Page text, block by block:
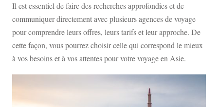
Il est essentiel de faire des recherches approfondies et de
communiquer directement avec plusieurs agences de voyage
pour comprendre leurs offres, leurs tarifs et leur approche. De
cette façon, vous pourrez choisir celle qui correspond le mieux
à vos besoins et à vos attentes pour votre voyage en Asie.